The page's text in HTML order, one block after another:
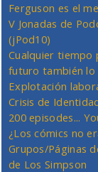
Ferguson es el
V Jonadas de
(jPod10)
Cualquier tiempo
futuro también lo
Explotación
Crisis de
200 episodes...
¿Los cómics no
Grupos/Páginas
de Los Simpson